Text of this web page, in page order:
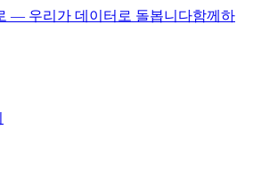
— 우리가 데이터로 돌봅니다함께하